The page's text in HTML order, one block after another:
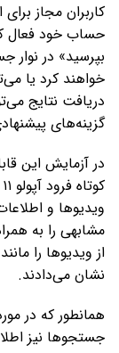
کاربران مجاز برای
حساب خود فعال
بپرسید» در نوار
خواهند کرد یا
دریافت نتایج
گزینه‌های
در آزمایش این
ویدیوها و
مشابهی را به
از ویدیوها را
نشان می‌دادند.
همانطور که در
جستجوها نیز